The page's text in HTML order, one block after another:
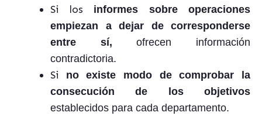
Si los informes sobre operaciones
empiezan a dejar de corresponderse
entre sí,ofrecen información
contradictoria.
Si
no existe modo de comprobar la
consecución de los objetivos
establecidos para cada departamento.